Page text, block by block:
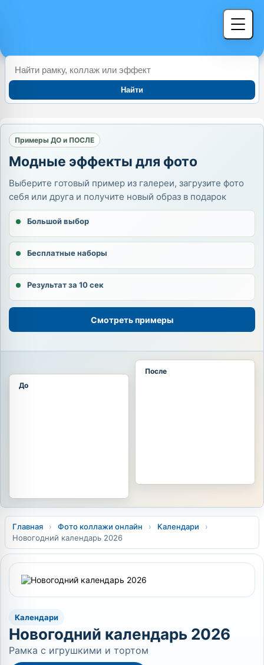
Найти
Примеры ДО и ПОСЛЕ
Модные эффекты для фото
Выберите готовый пример из галереи, загрузите фото
себя или друга и получите новый образ в подарок
Большой выбор
Бесплатные наборы
Результат за 10 сек
Смотреть примеры
До
После
Главная › Фото коллажи онлайн › Календари
›
Новогодний календарь 2026
Календари
Новогодний календарь 2026
Рамка с игрушкими и тортом